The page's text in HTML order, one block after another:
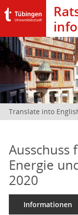
Translate into
Ausschuss
Energie
2020
Informationen